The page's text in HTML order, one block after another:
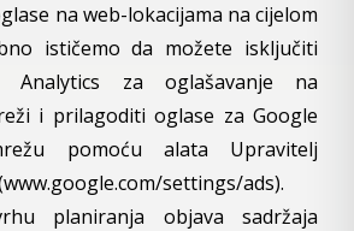
na web-lokacijama na cijelom
ističemo da možete isključiti
Analytics za oglašavanje na
i prilagoditi oglase za Google
pomoću alata Upravitelj
settings/ads).
planiranja objava sadržaja